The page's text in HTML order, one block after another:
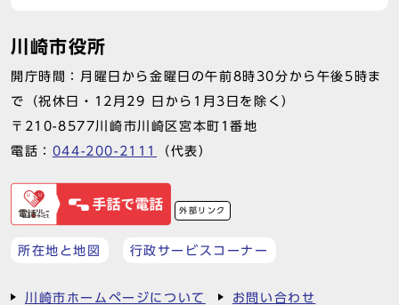
川崎市役所
開庁時間：月曜日から金曜日の午前8時30分から午後5時ま
で（祝休日・12月29 日から1月3日を除く）
〒210-8577川崎市川崎区宮本町1番地
電話： 044-200-2111 （代表）
外部リンク
所在地と地図 行政サービスコーナー
川崎市ホームページについて お問い合わせ